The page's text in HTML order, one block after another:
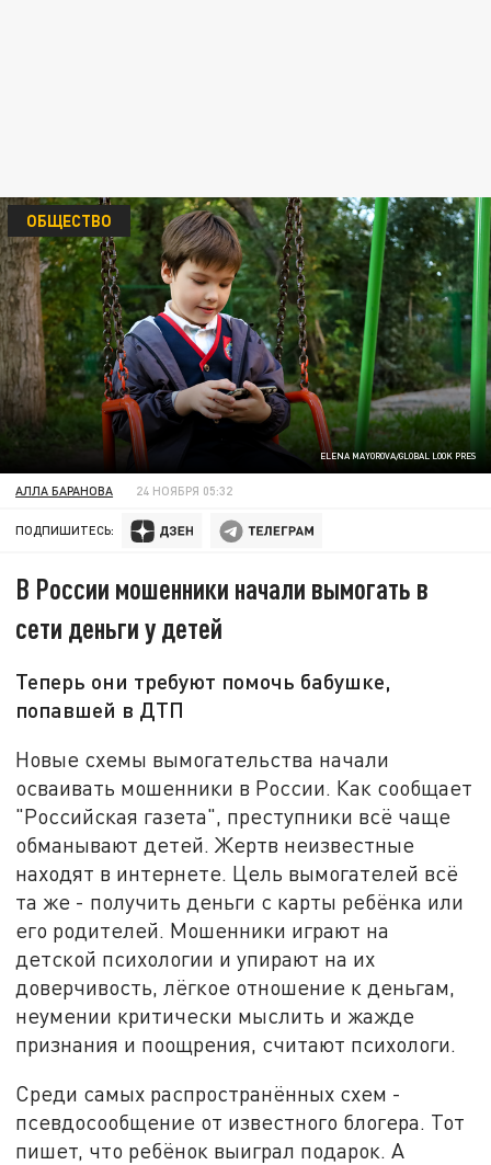
ELENA MAYOROVA/GLOBAL LOOK PRES
ОБЩЕСТВО
АЛЛА БАРАНОВА 24 НОЯБРЯ 05:32
ПОДПИШИТЕСЬ:
В России мошенники начали вымогать в
сети деньги у детей
Теперь они требуют помочь бабушке,
попавшей в ДТП
Новые схемы вымогательства начали
осваивать мошенники в России. Как сообщает
"Российская газета", преступники всё чаще
обманывают детей. Жертв неизвестные
находят в интернете. Цель вымогателей всё
та же - получить деньги с карты ребёнка или
его родителей. Мошенники играют на
детской психологии и упирают на их
доверчивость, лёгкое отношение к деньгам,
неумении критически мыслить и жажде
признания и поощрения, считают психологи.
Среди самых распространённых схем -
псевдосообщение от известного блогера. Тот
пишет, что ребёнок выиграл подарок. А